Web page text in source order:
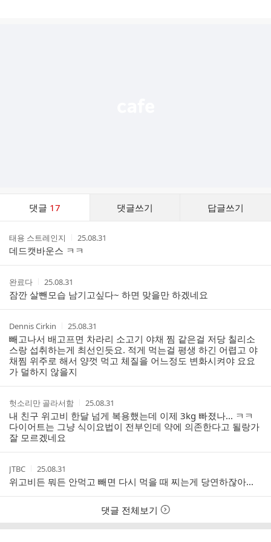
댓글 17 댓글쓰기 답글쓰기
스
작
성
자
태용 스트레인지
작
성
시
간
25.08.31
데드캣바운스 ㅋㅋ
작
성
자
완료다
작
성
시
간
25.08.31
잠깐 살뺀모습 남기고싶다~ 하면 맞을만 하겠네요
작
성
자
Dennis Cirkin
작
성
시
간
25.08.31
빼고나서 배고프면 차라리 소고기 야채 찜 같은걸 저당 칠리소
스랑 섭취하는게 최선인듯요. 적게 먹는걸 평생 하긴 어렵고 야
채찜 위주로 해서 양껏 먹고 체질을 어느정도 변화시켜야 요요
가 덜하지 않을지
작
성
자
헛소리만 골라서함
작
성
시
간
25.08.31
내 친구 위고비 한달 넘게 복용했는데 이제 3kg 빠졌나... ㅋㅋ
다이어트는 그냥 식이요법이 전부인데 약에 의존한다고 될랑가
잘 모르겠네요
작
성
자
JTBC
작
성
시
간
25.08.31
위고비든 뭐든 안먹고 빼면 다시 먹을 때 찌는게 당연하잖아...
댓글 전체보기